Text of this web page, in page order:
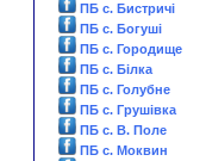
ПБ с. Бистричі
ПБ с. Богуші
ПБ с. Городище
ПБ с. Білка
ПБ с. Голубне
ПБ с. Грушівка
ПБ с. В. Поле
ПБ с. Моквин